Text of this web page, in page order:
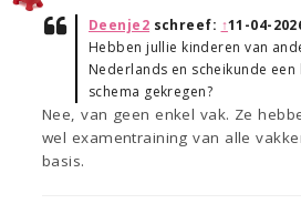
Deenje2 schreef: ↑11-04-
Hebben jullie kinderen van
Nederlands en scheikunde een
schema gekregen?
Nee, van geen enkel vak. Ze
wel examentraining van alle
basis.